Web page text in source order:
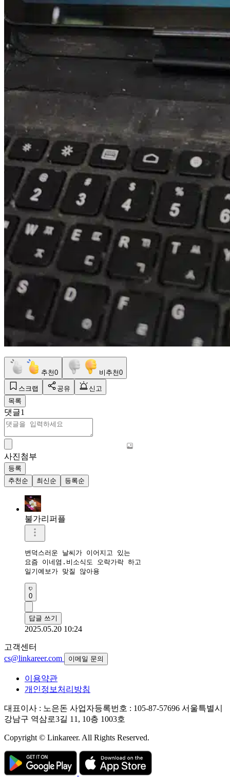
추천0 비추천0
스크랩 공유
신고
목록
댓글1
사진첨부
등록
추천순
최신순 등록순
불가리퍼플
변덕스러운 날씨가 이어지고 있는
요즘 이네염.비소식도 오락가락 하고
일기예보가 맞질 않아용
0
답글 쓰기
2025.05.20 10:24
고객센터
cs@linkareer.com
이메일 문의
이용약관
개인정보처리방침
대표이사 : 노은돈 사업자등록번호 : 105-87-57696 서울특별시
강남구 역삼로3길 11, 10층 1003호
Copyright © Linkareer. All Rights Reserved.